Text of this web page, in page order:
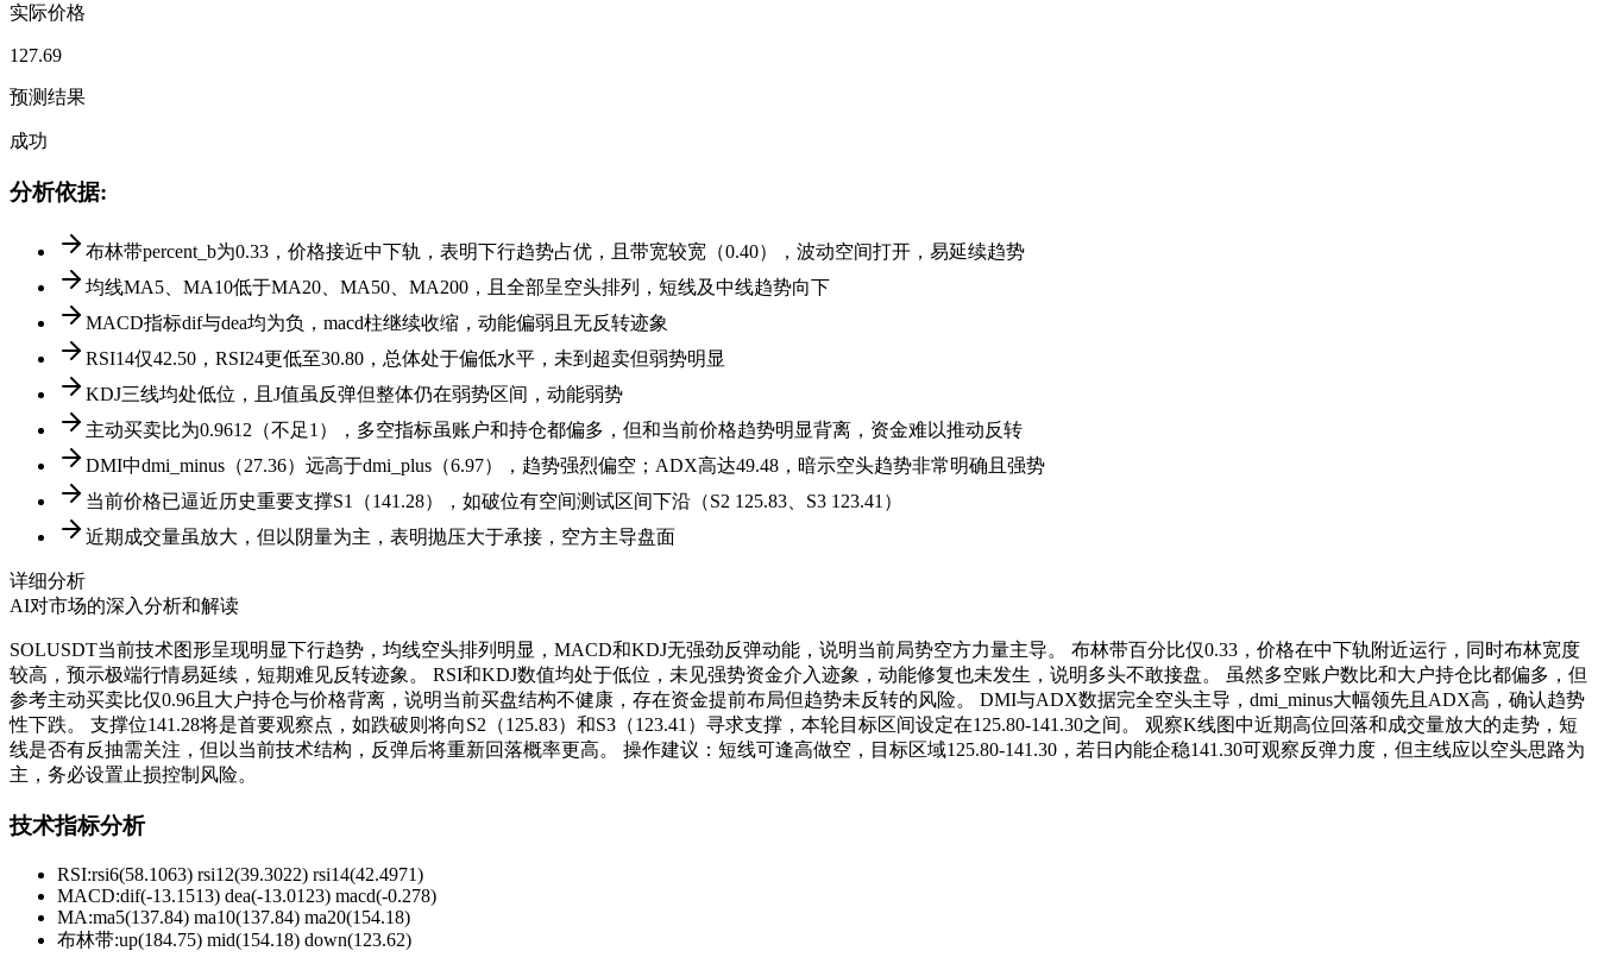
实际价格
127.69
预测结果
成功
分析依据:
布林带percent_b为0.33，价格接近中下轨，表明下行趋势占优，且带宽较宽（0.40），波动空间打开，易延续趋势
均线MA5、MA10低于MA20、MA50、MA200，且全部呈空头排列，短线及中线趋势向下
MACD指标dif与dea均为负，macd柱继续收缩，动能偏弱且无反转迹象
RSI14仅42.50，RSI24更低至30.80，总体处于偏低水平，未到超卖但弱势明显
KDJ三线均处低位，且J值虽反弹但整体仍在弱势区间，动能弱势
主动买卖比为0.9612（不足1），多空指标虽账户和持仓都偏多，但和当前价格趋势明显背离，资金难以推动反转
DMI中dmi_minus（27.36）远高于dmi_plus（6.97），趋势强烈偏空；ADX高达49.48，暗示空头趋势非常明确且强势
当前价格已逼近历史重要支撑S1（141.28），如破位有空间测试区间下沿（S2 125.83、S3 123.41）
近期成交量虽放大，但以阴量为主，表明抛压大于承接，空方主导盘面
详细分析
AI对市场的深入分析和解读
SOLUSDT当前技术图形呈现明显下行趋势，均线空头排列明显，MACD和KDJ无强劲反弹动能，说明当前局势空方力量主导。 布林带百分比仅0.33，价格在中下轨附近运行，同时布林宽度
较高，预示极端行情易延续，短期难见反转迹象。 RSI和KDJ数值均处于低位，未见强势资金介入迹象，动能修复也未发生，说明多头不敢接盘。 虽然多空账户数比和大户持仓比都偏多，但
参考主动买卖比仅0.96且大户持仓与价格背离，说明当前买盘结构不健康，存在资金提前布局但趋势未反转的风险。 DMI与ADX数据完全空头主导，dmi_minus大幅领先且ADX高，确认趋势
性下跌。 支撑位141.28将是首要观察点，如跌破则将向S2（125.83）和S3（123.41）寻求支撑，本轮目标区间设定在125.80-141.30之间。 观察K线图中近期高位回落和成交量放大的走势，短
线是否有反抽需关注，但以当前技术结构，反弹后将重新回落概率更高。 操作建议：短线可逢高做空，目标区域125.80-141.30，若日内能企稳141.30可观察反弹力度，但主线应以空头思路为
主，务必设置止损控制风险。
技术指标分析
RSI:rsi6(58.1063) rsi12(39.3022) rsi14(42.4971)
MACD:dif(-13.1513) dea(-13.0123) macd(-0.278)
MA:ma5(137.84) ma10(137.84) ma20(154.18)
布林带:up(184.75) mid(154.18) down(123.62)